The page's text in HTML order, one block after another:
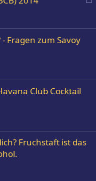
p
Fragen zum Savoy
Club Cocktail
Fruchstaft ist das